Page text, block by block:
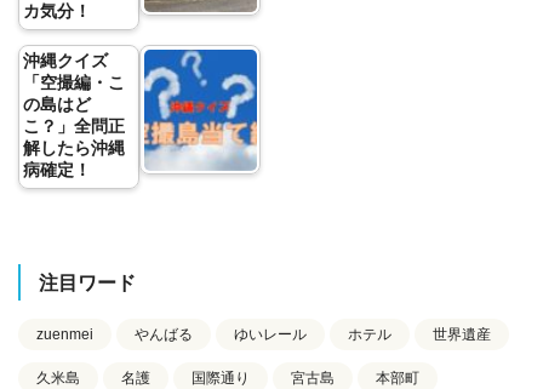
カ気分！
沖縄クイズ
「空撮編・こ
の島はど
こ？」全問正
解したら沖縄
病確定！
注目ワード
zuenmei やんばる ゆいレール ホテル 世界遺産
久米島 名護 国際通り 宮古島 本部町